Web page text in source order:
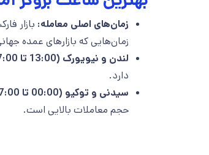
زمان‌های اصلی معامله:
زمان‌هایی که بازارهای عمده
لندن و نیویورک (13:00 تا 17:00 به‌وقت گرینویچ):
دارد.
سیدنی و توکیو (00:00 تا 07:00 به‌وقت گرینویچ):
حجم معاملات بالایی است.